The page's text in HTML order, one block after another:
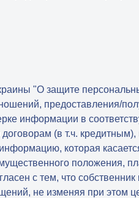
"О защите
предоставления/
информации в
договорам (в т.ч.
которая
положения,
с тем, что
не изменяя при этом